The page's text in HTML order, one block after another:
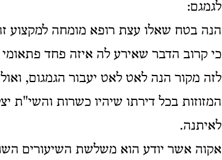
לגמגם:
הנה בטח שאלו עצת רופא מומחה למקצוע
כי קרוב הדבר שאירע לה איזה פחד
לזה מקור הנה לאט לאט יעבור הגמגום,
המזוזות בכל דירתו שיהיו כשרות והשי"ת
לאיתנה.
אקוה אשר יודע הוא משלשת השיעורים